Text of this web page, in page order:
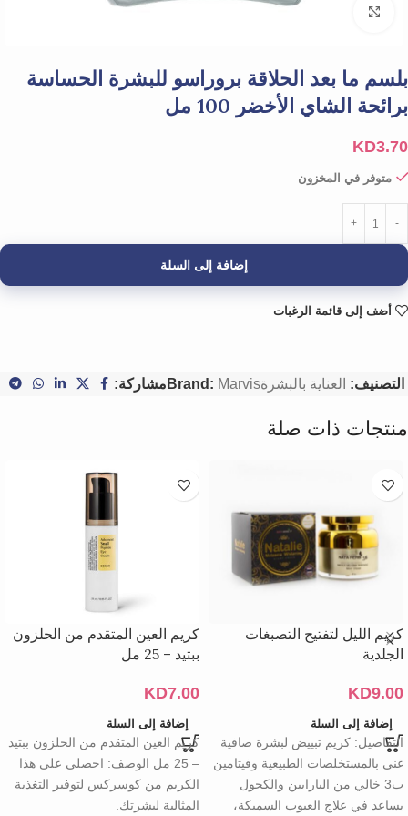
بلسم ما بعد الحلاقة بروراسو للبشرة الحساسة
برائحة الشاي الأخضر 100 مل
KD3.70
متوفر في المخزون
إضافة إلى السلة
أضف إلى قائمة الرغبات
التصنيف: العناية بالبشرة Brand: Marvis مشاركة:
منتجات ذات صلة
كريم الليل لتفتيح التصبغات
الجلدية
KD9.00
إضافة إلى السلة
التفاصيل: كريم تبييض لبشرة صافية
غني بالمستخلصات الطبيعية وفيتامين
ب3 خالي من البارابين والكحول
يساعد في علاج العيوب السميكة،
كريم العين المتقدم من الحلزون
ببتيد – 25 مل
KD7.00
إضافة إلى السلة
كريم العين المتقدم من الحلزون ببتيد
– 25 مل الوصف: احصلي على هذا
الكريم من كوسركس لتوفير التغذية
المثالية لبشرتك.